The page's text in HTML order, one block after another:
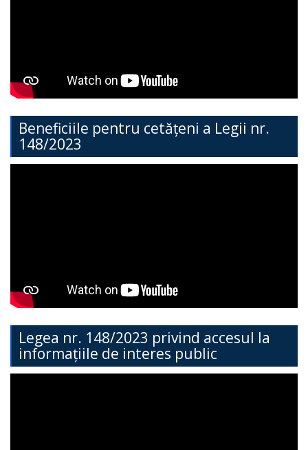
Cimișlia
Direcția
Economie,
Dezvoltare
Teritorială
Secția
Beneficiile pentru cetățeni a Legii nr.
148/2023
Legea nr. 148/2023 privind accesul la
informațiile de interes public